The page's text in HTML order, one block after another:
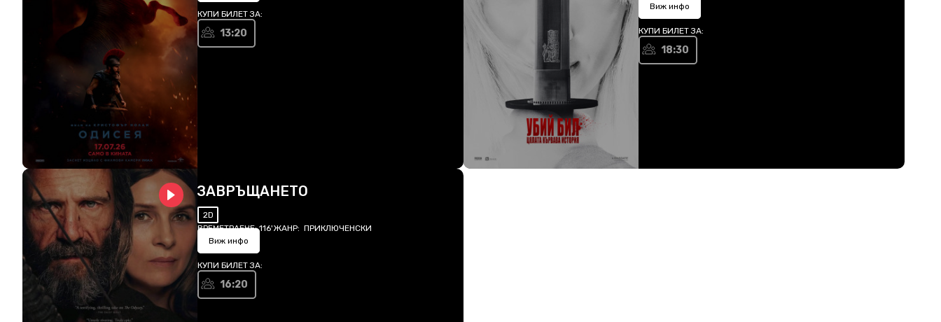
КУПИ БИЛЕТ ЗА:
13:20
Виж инфо
КУПИ БИЛЕТ ЗА:
18:30
ЗАВРЪЩАНЕТО
2D
ВРЕМЕТРАЕНЕ: 116'ЖАНР: ПРИКЛЮЧЕНСКИ
Виж инфо
КУПИ БИЛЕТ ЗА:
16:20